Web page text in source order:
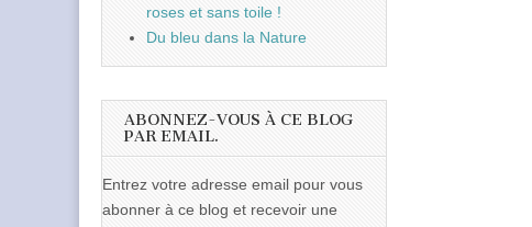
roses et sans toile !
Du bleu dans la Nature
ABONNEZ-VOUS À CE BLOG
PAR EMAIL.
Entrez votre adresse email pour vous
abonner à ce blog et recevoir une